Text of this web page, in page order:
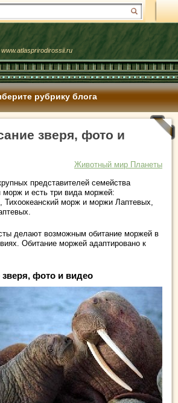
www.atlasprirodirossii.ru
рубрику блога
зверя, фото и
Животный мир Планеты
представителей семейства
морж и есть три вида моржей:
Тихоокеанский морж и моржи Лаптевых,
делают возможным обитание моржей в
Обитание моржей адаптировано к
фото и видео